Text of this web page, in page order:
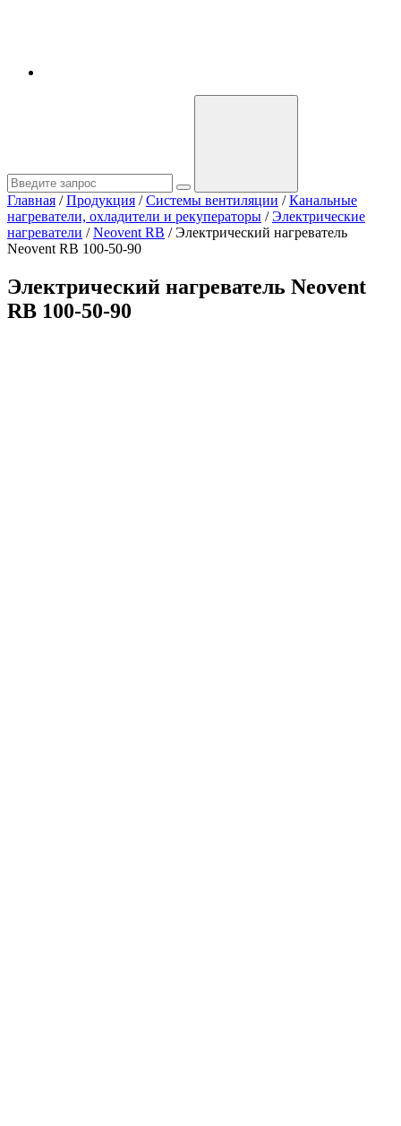
Главная / Продукция / Системы вентиляции / Канальные
нагреватели, охладители и рекуператоры / Электрические
нагреватели / Neovent RB /Электрический нагреватель
Neovent RB 100-50-90
Электрический нагреватель Neovent
RB 100-50-90